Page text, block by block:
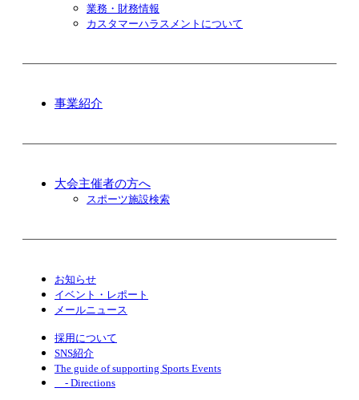
業務・財務情報
カスタマーハラスメントについて
事業紹介
大会主催者の方へ
スポーツ施設検索
お知らせ
イベント・レポート
メールニュース
採用について
SNS紹介
The guide of supporting Sports Events
- Directions